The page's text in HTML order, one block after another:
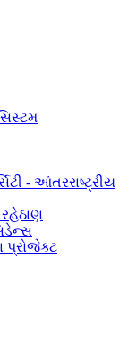
- આંતરરાષ્ટ્રીય